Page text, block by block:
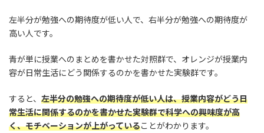
左半分が勉強への期待度が低い人で、右半分が勉強への期待度が
高い人です。
青が単に授業へのまとめを書かせた対照群で、オレンジが授業内
容が日常生活にどう関係するのかを書かせた実験群です。
すると、 左半分の勉強への期待度が低い人は、授業内容がどう日
常生活に関係するのかを書かせた実験群で科学への興味度が高
く、モチベーションが上がっていることがわかります。